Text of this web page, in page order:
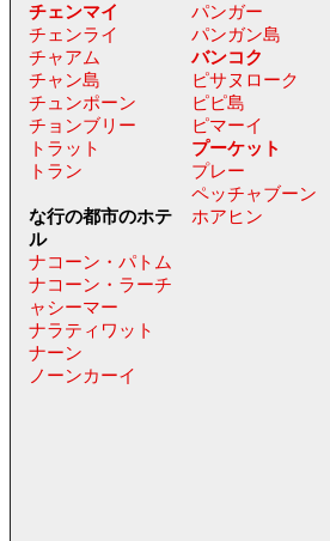
チェンマイ
チェンライ
チャアム
チャン島
チュンポーン
チョンブリー
トラット
トラン
な行の都市のホテ
ル
ナコーン・パトム
ナコーン・ラーチ
ャシーマー
ナラティワット
ナーン
ノーンカーイ
パンガー
パンガン島
バンコク
ピサヌローク
ピピ島
ピマーイ
プーケット
プレー
ペッチャブーン
ホアヒン